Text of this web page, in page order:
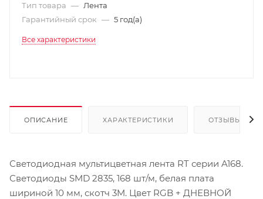
Тип товара — Лента
Гарантийный срок — 5 год(а)
Все характеристики
ОПИСАНИЕ ХАРАКТЕРИСТИКИ ОТЗЫВЫ
Светодиодная мультицветная лента RT серии A168.
Светодиоды SMD 2835, 168 шт/м, белая плата
шириной 10 мм, скотч 3M. Цвет RGB + ДНЕВНОЙ